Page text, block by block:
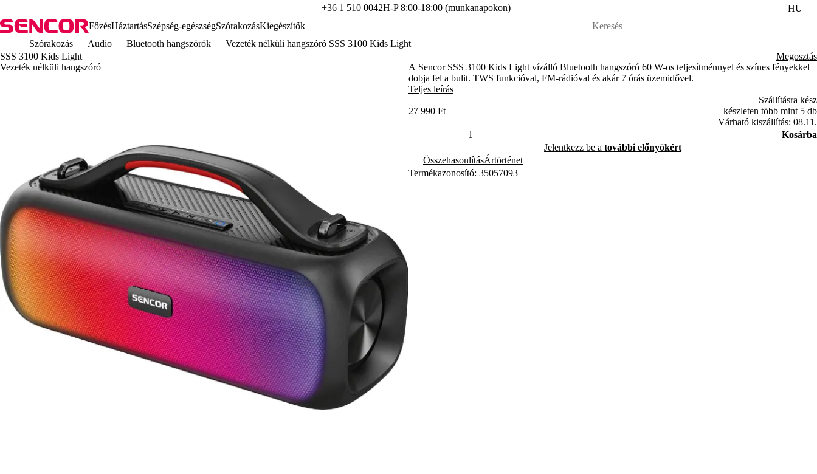
+36 1 510 0042H-P 8:00-18:00 (munkanapokon)
HU
FőzésHáztartásSzépség-egészségSzórakozásKiegészítők
Szórakozás
Audio Bluetooth hangszórók
Vezeték nélküli hangszóró SSS 3100 Kids Light
SSS 3100 Kids Light
Vezeték nélküli hangszóró
Megosztás
A Sencor SSS 3100 Kids Light vízálló Bluetooth hangszóró 60 W-os teljesítménnyel és színes fényekkel
dobja fel a bulit. TWS funkcióval, FM-rádióval és akár 7 órás üzemidővel.
Teljes leírás
27 990 Ft
Szállításra kész
készleten több mint 5 db
Várható kiszállítás: 08.11.
Kosárba
Jelentkezz be a további előnyökért
ÖsszehasonlításÁrtörténet
Termékazonosító: 35057093